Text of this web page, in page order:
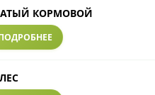
КОРМОВОЙ